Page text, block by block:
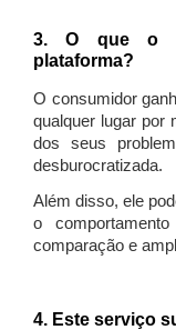
3. O que o
plataforma?
O consumidor
qualquer lugar por
dos seus
desburocratizada.
Além disso, ele
o
comparação e
4. Este serviço